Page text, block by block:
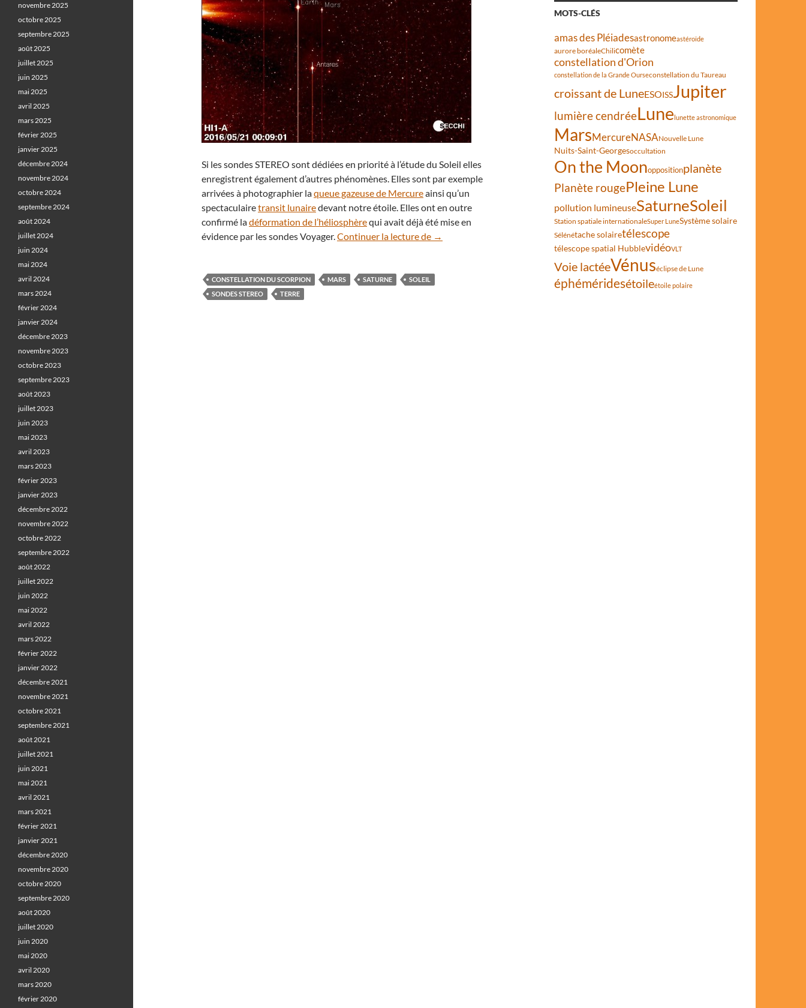
Si les sondes STEREO sont dédiées en priorité à l’étude du Soleil elles
enregistrent également d’autres phénomènes. Elles sont par exemple
arrivées à photographier laqueue gazeuse de Mercureainsi qu’un
spectaculairetransit lunairedevant notre étoile. Elles ont en outre
confirmé ladéformation de l’héliosphèrequi avait déjà été mise en
évidence par les sondes Voyager.Continuer la lecture de La sonde STEREO photographie la Terre entre Saturne et Mars
→
CONSTELLATION DU SCORPION MARS SATURNE
SOLEIL
SONDES STEREO
TERRE
MOTS-CLÉS
amas des Pléiadesastronomeastéroïde
aurore boréaleChilicomète
constellation d'Orion
constellation de la Grande Ourseconstellation du Taureau
croissant de LuneESOISSJupiter
lumière cendréeLunelunette astronomique
MarsMercureNASANouvelle Lune
Nuits-Saint-Georgesoccultation
On the Moonoppositionplanète
Planète rougePleine Lune
pollution lumineuseSaturneSoleil
Station spatiale internationaleSuper LuneSystème solaire
Sélénétache solairetélescope
télescope spatial HubblevidéoVLT
Voie lactéeVénuséclipse de Lune
éphéméridesétoileétoile polaire
novembre 2025
octobre 2025
septembre 2025
août 2025
juillet 2025
juin 2025
mai 2025
avril 2025
mars 2025
février 2025
janvier 2025
décembre 2024
novembre 2024
octobre 2024
septembre 2024
août 2024
juillet 2024
juin 2024
mai 2024
avril 2024
mars 2024
février 2024
janvier 2024
décembre 2023
novembre 2023
octobre 2023
septembre 2023
août 2023
juillet 2023
juin 2023
mai 2023
avril 2023
mars 2023
février 2023
janvier 2023
décembre 2022
novembre 2022
octobre 2022
septembre 2022
août 2022
juillet 2022
juin 2022
mai 2022
avril 2022
mars 2022
février 2022
janvier 2022
décembre 2021
novembre 2021
octobre 2021
septembre 2021
août 2021
juillet 2021
juin 2021
mai 2021
avril 2021
mars 2021
février 2021
janvier 2021
décembre 2020
novembre 2020
octobre 2020
septembre 2020
août 2020
juillet 2020
juin 2020
mai 2020
avril 2020
mars 2020
février 2020